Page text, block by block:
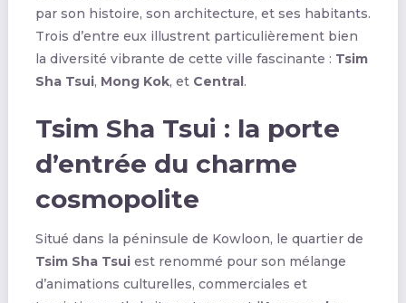
par son histoire, son architecture, et ses habitants.
Trois d’entre eux illustrent particulièrement bien
la diversité vibrante de cette ville fascinante : Tsim
Sha Tsui, Mong Kok, et Central.
Tsim Sha Tsui : la porte
d’entrée du charme
cosmopolite
Situé dans la péninsule de Kowloon, le quartier de
Tsim Sha Tsuiest renommé pour son mélange
d’animations culturelles, commerciales et